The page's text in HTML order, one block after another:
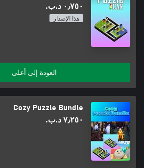
٠٫٧٥٠ د.ب.‏
هذا الإصدار
العودة إلى أعلى
Cozy Puzzle Bundle
٧٫٢٥٠ د.ب.‏